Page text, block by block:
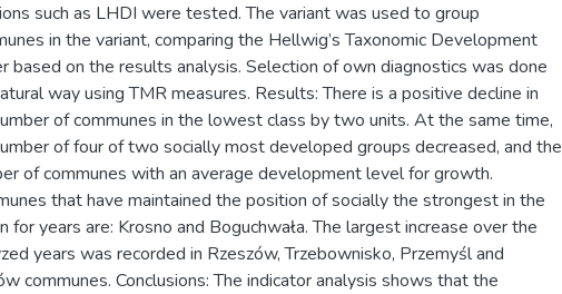
such as LHDI were tested. The variant was used to group
in the variant, comparing the Hellwig’s Taxonomic Development
based on the results analysis. Selection of own diagnostics was done
way using TMR measures. Results: There is a positive decline in
of communes in the lowest class by two units. At the same time,
of four of two socially most developed groups decreased, and the
of communes with an average development level for growth.
that have maintained the position of socially the strongest in the
for years are: Krosno and Boguchwała. The largest increase over the
years was recorded in Rzeszów, Trzebownisko, Przemyśl and
communes. Conclusions: The indicator analysis shows that the